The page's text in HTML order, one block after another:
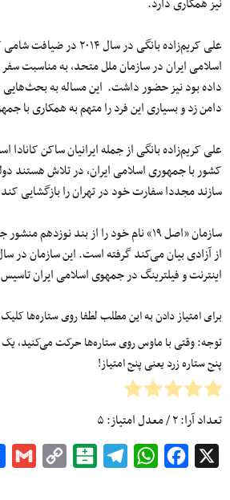
علی کریم‌زاده بانگی در سال
اسلامی ایران در سازمان ملل متحد، به مناسبت
داده بود نیز حضور داشت. این مساله به بحث‌هایی
دامن زد و بسیاری این فرد را متهم به همکاری با
علی کریم‌زاده بانگی از جمله ایرانیان ساکن
کشور با جمهوری اسلامی ایران، در تلاش هستند
سازند مجددا سفارت خود در تهران را بازگشایی
سازمان «اصل ۱۹» نام خود را از بند
اینترنت و فیلترینگ در جمهوی اسلامی ایران
برای امتیاز دادن به این مطلب لطفا روی ستاره‌ها
توجه: وقتی با ماوس روی ستاره‌ها حرکت می‌کنید، یک
پنج ستاره زرد یعنی پنج امتیاز!
تعداد آرا:۲/ معدل امتیاز:۵
Facebook
WhatsApp
Telegram
Balatarin
Copy